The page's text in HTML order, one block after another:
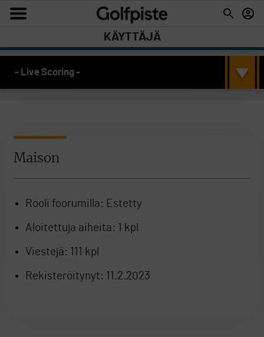
KÄYTTÄJÄ
- Live Scoring -
Maison
Rooli foorumilla: Estetty
Aloitettuja aiheita: 1 kpl
Viestejä: 111 kpl
Rekisteröitynyt: 11.2.2023